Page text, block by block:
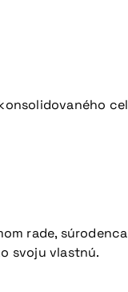
rade,
svoju vlastnú.